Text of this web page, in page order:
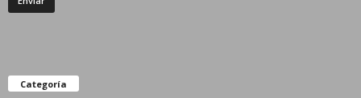
Categoría